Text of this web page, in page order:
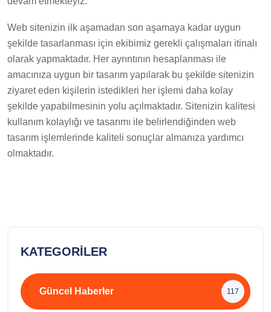
Web sitenizin ilk aşamadan son aşamaya kadar uygun
şekilde tasarlanması için ekibimiz gerekli çalışmaları itinalı
olarak yapmaktadır. Her ayrıntının hesaplanması ile
amacınıza uygun bir tasarım yapılarak bu şekilde sitenizin
ziyaret eden kişilerin istedikleri her işlemi daha kolay
şekilde yapabilmesinin yolu açılmaktadır. Sitenizin kalitesi
kullanım kolaylığı ve tasarımı ile belirlendiğinden web
tasarım işlemlerinde kaliteli sonuçlar almanıza yardımcı
olmaktadır.
KATEGORILER
Güncel Haberler 117